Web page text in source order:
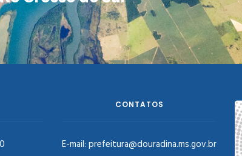
CONTATOS
E-mail: prefeitura@douradina.ms.gov.br